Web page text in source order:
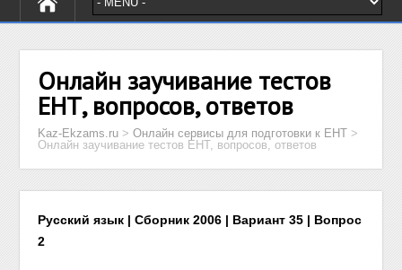
Онлайн заучивание тестов
ЕНТ, вопросов, ответов
Kaz-Ekzams.ru >Онлайн сервисы для подготовки к ЕНТ >
Онлайн заучивание тестов ЕНТ, вопросов, ответов
Русский язык | Сборник 2006 | Вариант 35 | Вопрос
2